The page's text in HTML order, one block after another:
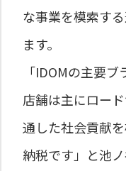
な事業を模索す
ます。
「IDOMの主要
店舗は主にロー
通した社会貢献
納税です」と池